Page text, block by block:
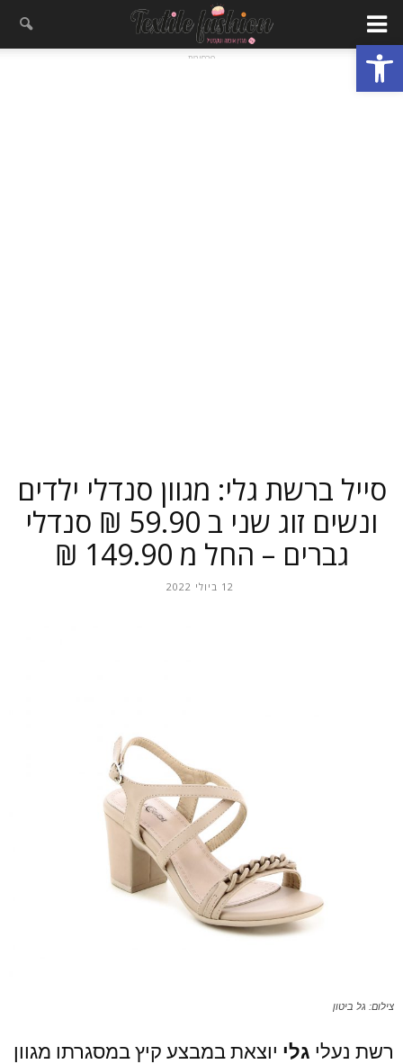
פתח סרגל נגישות - פרסומת -
סייל ברשת גלי: מגוון סנדלי ילדים
ונשים זוג שני ב 59.90 ₪ סנדלי
גברים – החל מ 149.90 ₪
12 ביולי 2022
צילום: גל ביטון
רשת נעלי גלי יוצאת במבצע קיץ במסגרתו מגוון